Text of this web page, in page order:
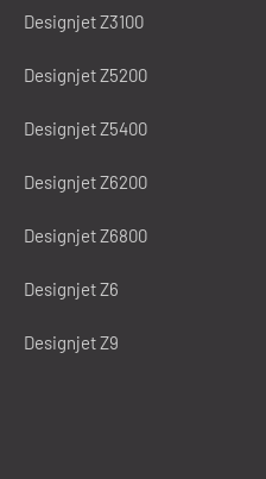
Designjet Z3100
Designjet Z5200
Designjet Z5400
Designjet Z6200
Designjet Z6800
Designjet Z6
Designjet Z9